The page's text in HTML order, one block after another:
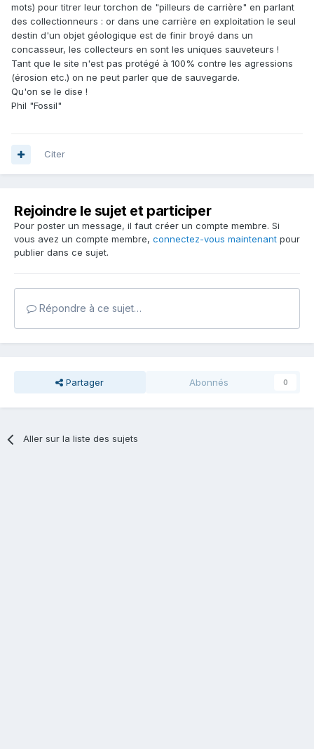
mots) pour titrer leur torchon de "pilleurs de carrière" en parlant
des collectionneurs : or dans une carrière en exploitation le seul
destin d'un objet géologique est de finir broyé dans un
concasseur, les collecteurs en sont les uniques sauveteurs !
Tant que le site n'est pas protégé à 100% contre les agressions
(érosion etc.) on ne peut parler que de sauvegarde.
Qu'on se le dise !
Phil "Fossil"
Citer
Rejoindre le sujet et participer
Pour poster un message, il faut créer un compte membre. Si
vous avez un compte membre, connectez-vous maintenant pour
publier dans ce sujet.
Répondre à ce sujet…
Partager Abonnés 0
Aller sur la liste des sujets